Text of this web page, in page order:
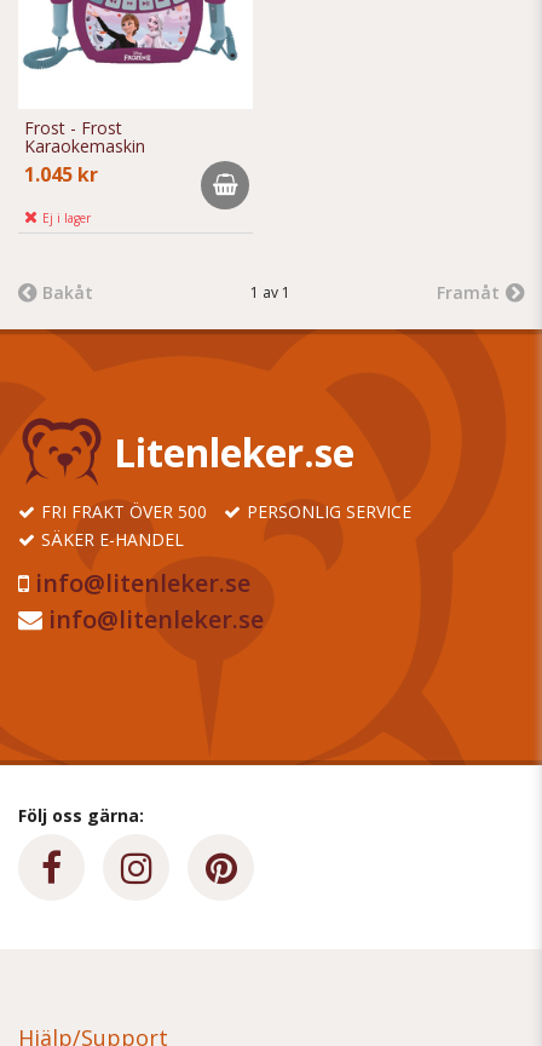
Frost - Frost
Karaokemaskin
1.045 kr
Ej i lager
Bakåt 1 av 1 Framåt
Litenleker.se
FRI FRAKT ÖVER 500
PERSONLIG SERVICE
SÄKER E-HANDEL
info@litenleker.se
info@litenleker.se
Följ oss gärna:
Hjälp/Support